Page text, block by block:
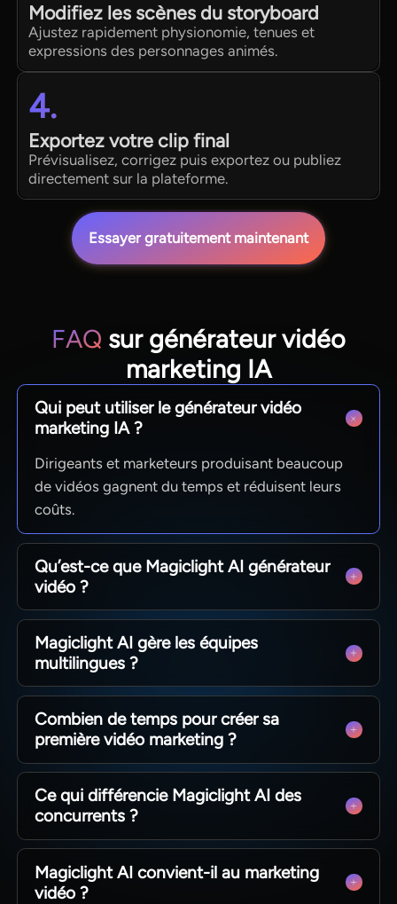
Modifiez les scènes du storyboard
Ajustez rapidement physionomie, tenues et
expressions des personnages animés.
4.
Exportez votre clip final
Prévisualisez, corrigez puis exportez ou publiez
directement sur la plateforme.
Essayer gratuitement maintenant
FAQ sur générateur vidéo
marketing IA
Qui peut utiliser le générateur vidéo
marketing IA ?
Dirigeants et marketeurs produisant beaucoup
de vidéos gagnent du temps et réduisent leurs
coûts.
Qu’est-ce que Magiclight AI générateur
vidéo ?
Outil IA qui transforme textes et images en
vidéos sans avoir recours à un studio complet.
Magiclight AI gère les équipes
multilingues ?
Oui, créez des voix off dans plusieurs langues
pour une cohérence sur tous vos marchés.
Combien de temps pour créer sa
première vidéo marketing ?
Un premier rendu en quelques minutes pour
tester rapidement vos concepts publicitaires.
Ce qui différencie Magiclight AI des
concurrents ?
Vidéo longue durée, consignes détaillées et 20+
styles sans frais de personnalisation élevés.
Magiclight AI convient-il au marketing
vidéo ?